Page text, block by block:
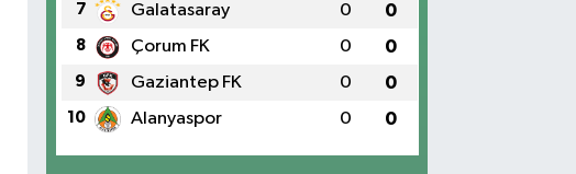
7 Galatasaray 0 0
8 Çorum FK 0 0
9 Gaziantep FK 0 0
10 Alanyaspor 0 0